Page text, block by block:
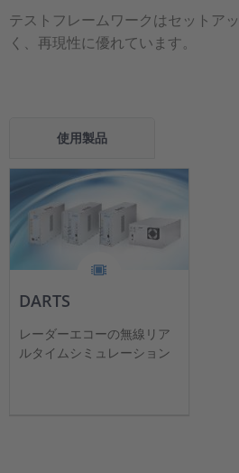
テストフレームワークはセットア
く、再現性に優れています。
使用製品
DARTS
レーダーエコーの無線リア
ルタイムシミュレーション